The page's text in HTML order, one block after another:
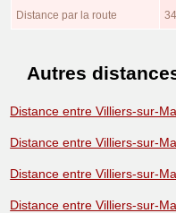
Distance par la route
Autres
Distance entre Villiers-sur-
Distance entre Villiers-sur-
Distance entre Villiers-sur-
Distance entre Villiers-sur-